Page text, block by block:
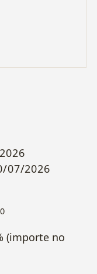
07/2026
(importe no